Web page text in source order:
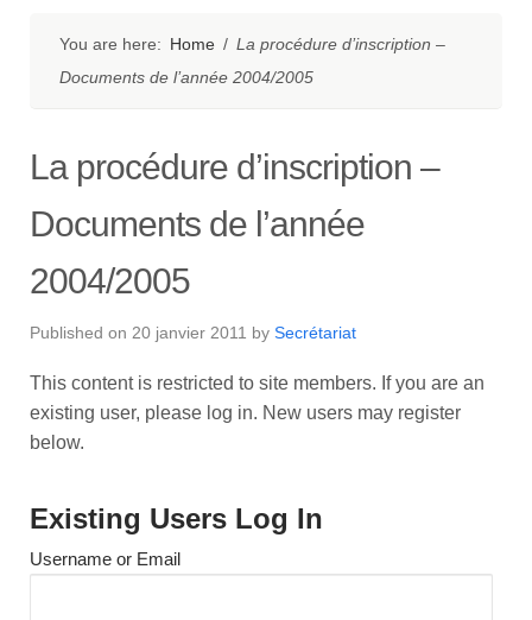
You are here: Home / La procédure d’inscription –
Documents de l’année 2004/2005
La procédure d’inscription –
Documents de l’année
2004/2005
Published on 20 janvier 2011 by Secrétariat
This content is restricted to site members. If you are an
existing user, please log in. New users may register
below.
Existing Users Log In
Username or Email